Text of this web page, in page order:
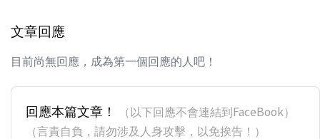
文章回應
目前尚無回應，成為第一個回應的人吧！
回應本篇文章！
（以下回應不會連結到FaceBook）
（言責自負，請勿涉及人身攻擊，以免挨告！）